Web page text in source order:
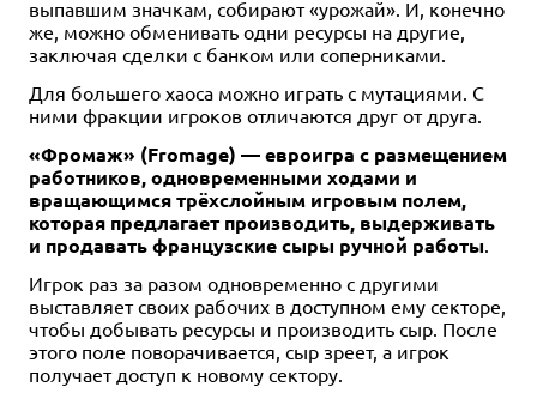
выпавшим значкам, собирают «урожай». И, конечно
же, можно обменивать одни ресурсы на другие,
заключая сделки с банком или соперниками.
Для большего хаоса можно играть с мутациями. С
ними фракции игроков отличаются друг от друга.
«Фромаж» (Fromage) — евроигра с размещением
работников, одновременными ходами и
вращающимся трёхслойным игровым полем,
которая предлагает производить, выдерживать
и продавать французские сыры ручной работы.
Игрок раз за разом одновременно с другими
выставляет своих рабочих в доступном ему секторе,
чтобы добывать ресурсы и производить сыр. После
этого поле поворачивается, сыр зреет, а игрок
получает доступ к новому сектору.